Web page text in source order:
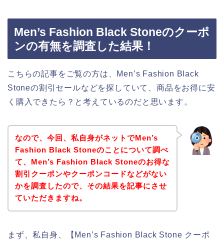
Men’s Fashion Black Stoneのクーポ
ンの有無を調査した結果！
こちらの記事をご覧の方は、Men’s Fashion Black
Stoneの割引セールなどを探していて、商品をお得に安
く購入できたら？と考えているのだと思います。
なので、今回、私自身がネットでMen’s
Fashion Black Stoneのことについて調べ
て、Men’s Fashion Black Stoneのお得な
割引クーポンやクーポンコードなどがない
かを調査したので、その結果を記事にさせ
ていただきますね。
まず、私自身、【Men’s Fashion Black Stone クーポ